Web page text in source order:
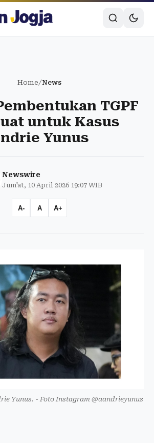
Home/News
TGPF
untuk Kasus
Yunus
Newswire
Jum'at, 10 April 2026 19:07 WIB
A- A A+
Yunus. - Foto Instagram @aandrieyunus